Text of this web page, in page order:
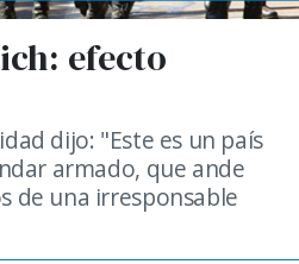
efecto
dijo: "Este es un país
armado, que ande
de una irresponsable